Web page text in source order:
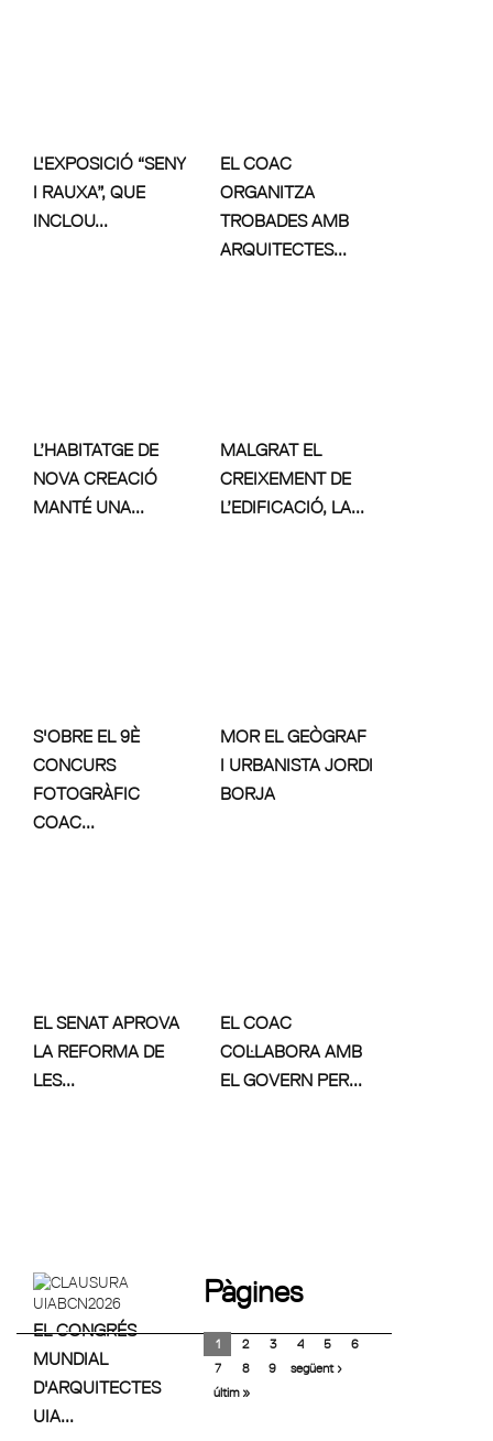
L'EXPOSICIÓ “SENY
I RAUXA”, QUE
INCLOU...
EL COAC
ORGANITZA
TROBADES AMB
ARQUITECTES...
L’HABITATGE DE
NOVA CREACIÓ
MANTÉ UNA...
MALGRAT EL
CREIXEMENT DE
L’EDIFICACIÓ, LA...
S'OBRE EL 9È
CONCURS
FOTOGRÀFIC
COAC...
MOR EL GEÒGRAF
I URBANISTA JORDI
BORJA
EL SENAT APROVA
LA REFORMA DE
LES...
EL COAC
COL·LABORA AMB
EL GOVERN PER...
EL CONGRÉS
MUNDIAL
D'ARQUITECTES
UIA...
Pàgines
1 2 3 4 5
6
7
8 9
següent ›
últim »